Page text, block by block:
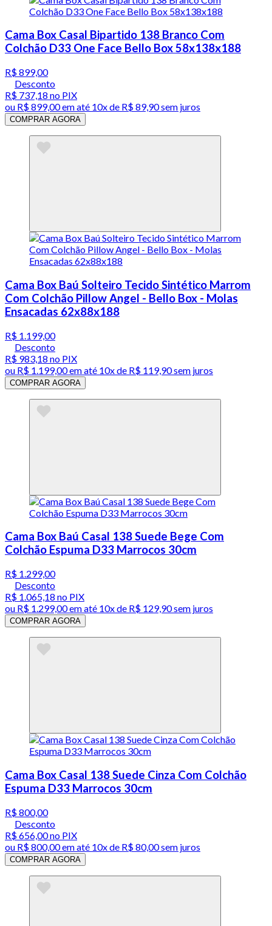
Cama Box Casal Bipartido 138 Branco Com
Colchão D33 One Face Bello Box 58x138x188
R$ 899,00
Desconto
R$ 737,18 no PIX
ou R$ 899,00em até 10x de R$ 89,90 sem juros
COMPRAR AGORA
Cama Box Baú Solteiro Tecido Sintético Marrom
Com Colchão Pillow Angel - Bello Box - Molas
Ensacadas 62x88x188
R$ 1.199,00
Desconto
R$ 983,18 no PIX
ou R$ 1.199,00em até 10x de R$ 119,90 sem juros
COMPRAR AGORA
Cama Box Baú Casal 138 Suede Bege Com
Colchão Espuma D33 Marrocos 30cm
R$ 1.299,00
Desconto
R$ 1.065,18 no PIX
ou R$ 1.299,00em até 10x de R$ 129,90 sem juros
COMPRAR AGORA
Cama Box Casal 138 Suede Cinza Com Colchão
Espuma D33 Marrocos 30cm
R$ 800,00
Desconto
R$ 656,00no PIX
ou R$ 800,00em até 10x de R$ 80,00 sem juros
COMPRAR AGORA